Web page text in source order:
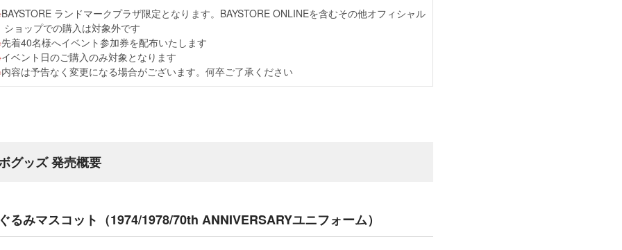
BAYSTORE ランドマークプラザ限定となります。BAYSTORE ONLINEを含むその他オフィシャル
ショップでの購入は対象外です
先着40名様へイベント参加券を配布いたします
イベント日のご購入のみ対象となります
内容は予告なく変更になる場合がございます。何卒ご了承ください
グッズ 発売概要
るみマスコット（1974/1978/70th ANNIVERSARYユニフォーム）